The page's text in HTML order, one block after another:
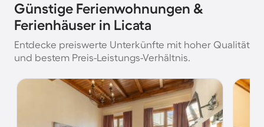
Günstige Ferienwohnungen &
Ferienhäuser in Licata
Entdecke preiswerte Unterkünfte mit hoher Qualität
und bestem Preis-Leistungs-Verhältnis.